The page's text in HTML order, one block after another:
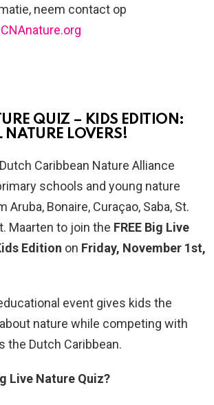
neem contact op
QUIZ – KIDS EDITION:
NATURE LOVERS!
Caribbean Nature Alliance
schools and young nature
Bonaire, Curaçao, Saba, St.
Maarten to join the FREE Big Live
Edition on Friday, November 1st,
event gives kids the
nature while competing with
the Dutch Caribbean.
Live Nature Quiz?